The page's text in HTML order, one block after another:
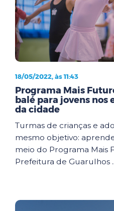
18/05/2022, às 11:43
Programa Mais
balé para jovens nos
da cidade
Turmas de crianças e
mesmo objetivo:
meio do Programa Mais
Prefeitura de Guarulhos